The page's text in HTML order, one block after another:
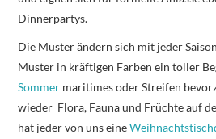
Dinnerpartys.
Die Muster ändern sich mit jeder
Muster in kräftigen Farben ein toller
Sommer maritimes oder Streifen
wieder Flora, Fauna und Früchte auf
hat jeder von uns eine